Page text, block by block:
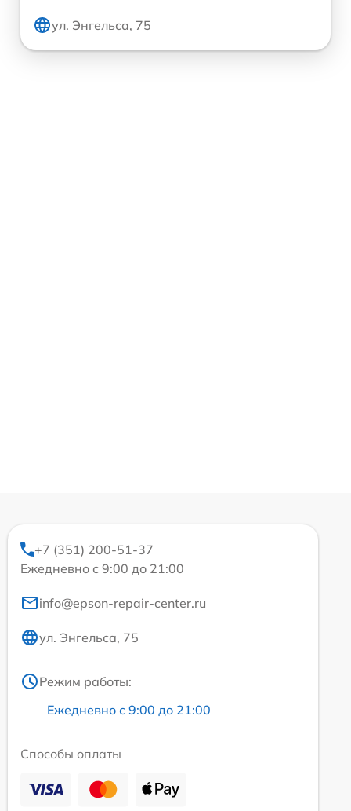
ул. Энгельса, 75
+7 (351) 200-51-37
Ежедневно с 9:00 до 21:00
info@epson-repair-center.ru
ул. Энгельса, 75
Режим работы:
Ежедневно с 9:00 до 21:00
Способы оплаты